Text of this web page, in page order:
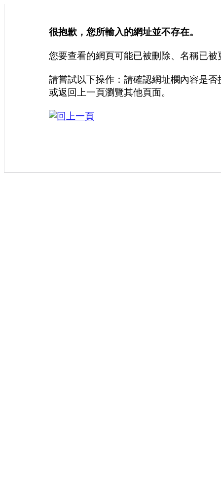
很抱歉，您所輸入的網址並不存在。
您要查看的網頁可能已被刪除、名稱已
請嘗試以下操作：請確認網址欄內容是否
或返回上一頁瀏覽其他頁面。